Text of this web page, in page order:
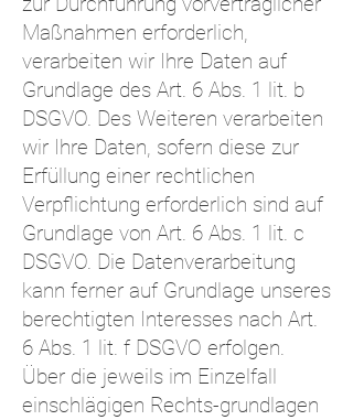
Maßnahmen erforderlich,
verarbeiten wir Ihre Daten auf
Grundlage des Art. 6 Abs. 1 lit. b
DSGVO. Des Weiteren verarbeiten
wir Ihre Daten, sofern diese zur
Erfüllung einer rechtlichen
Verpflichtung erforderlich sind auf
Grundlage von Art. 6 Abs. 1 lit. c
DSGVO. Die Datenverarbeitung
kann ferner auf Grundlage unseres
berechtigten Interesses nach Art.
6 Abs. 1 lit. f DSGVO erfolgen.
Über die jeweils im Einzelfall
einschlägigen Rechts-grundlagen